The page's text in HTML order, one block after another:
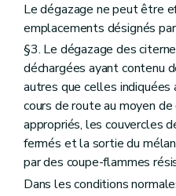
Le dégazage ne peut être
emplacements désignés
§3. Le dégazage des
déchargées ayant contenu
autres que celles
cours de route au moyen
appropriés, les couvercles
fermés et la sortie du
par des coupe-flammes
Dans les conditions